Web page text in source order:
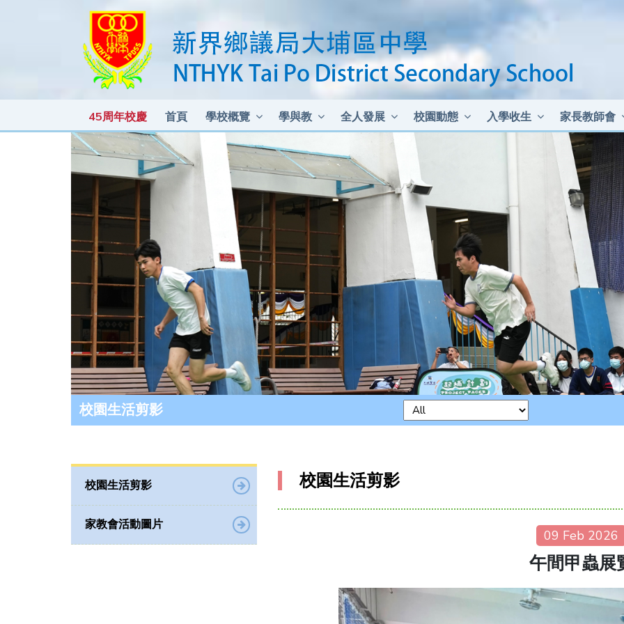
45周年校慶 首頁 學校概覽 學與教 全人發展 校園動態 入學收生 家長教師會
校園生活剪影
校園生活剪影
家教會活動圖片
校園生活剪影
09 Feb 2026
午間甲蟲展